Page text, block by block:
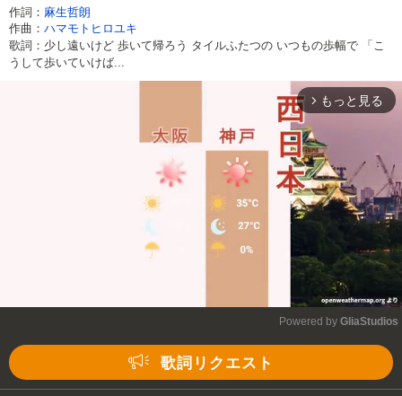
作詞： 麻生哲朗
作曲： ハマモトヒロユキ
歌詞：少し遠いけど 歩いて帰ろう タイルふたつの いつもの歩幅で 「こ
うして歩いていけば...
arrow_forward_ios もっと見る
Powered by GliaStudios
歌詞リクエスト